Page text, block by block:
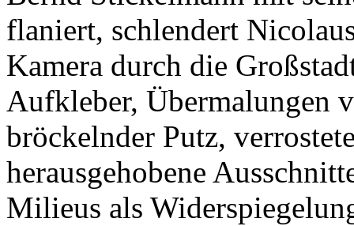
flaniert, schlendert
Kamera durch die
Aufkleber, Übermalungen
bröckelnder Putz,
herausgehobene
Milieus als